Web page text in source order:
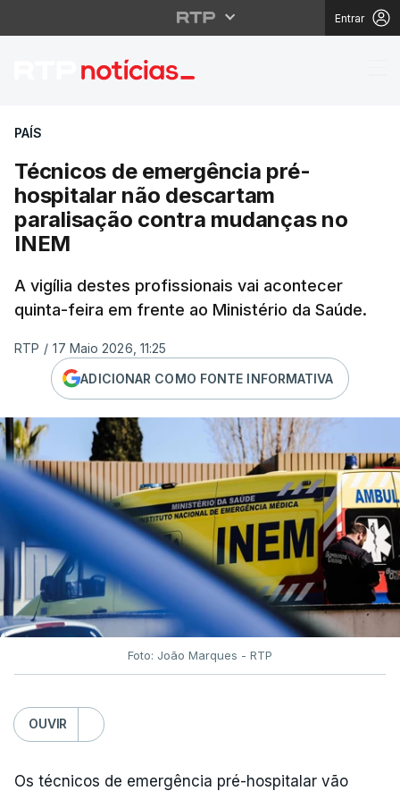
Entrar
Técnicos de
PAÍS
Técnicos de emergência pré-
hospitalar não descartam
paralisação contra mudanças no
INEM
A vigília destes profissionais vai acontecer
quinta-feira em frente ao Ministério da Saúde.
RTP / 17 Maio 2026, 11:25
ADICIONAR COMO FONTE INFORMATIVA
Foto: João Marques - RTP
OUVIR
Os técnicos de emergência pré-hospitalar vão